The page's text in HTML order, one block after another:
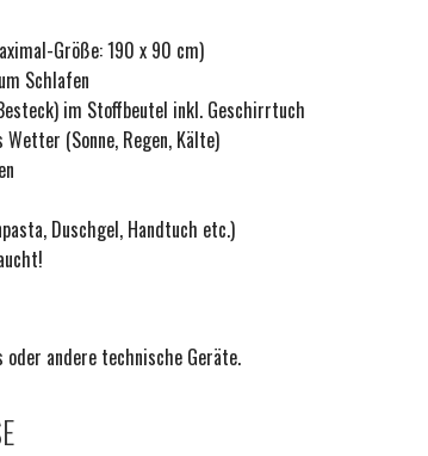
Größe: 190 x 90 cm)
Schlafen
im Stoffbeutel inkl. Geschirrtuch
(Sonne, Regen, Kälte)
Duschgel, Handtuch etc.)
oder andere technische Geräte.